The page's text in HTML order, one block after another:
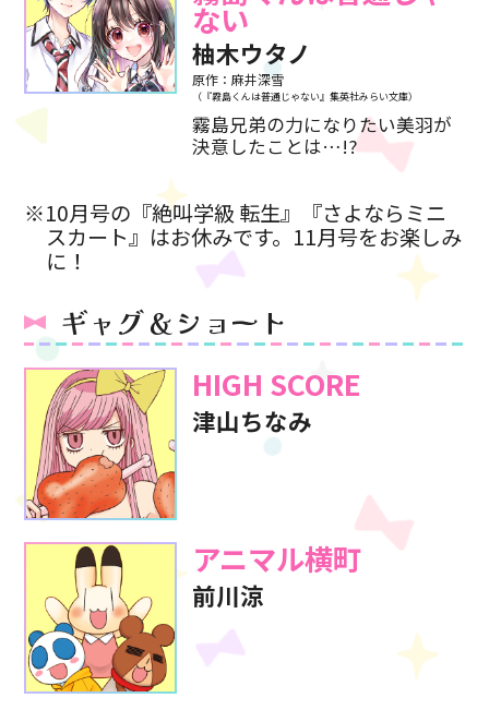
ない
柚木ウタノ
原作：麻井深雪
（『霧島くんは普通じゃない』集英社みらい文庫）
霧島兄弟の力になりたい美羽が
決意したことは…!?
※10月号の『絶叫学級 転生』『さよならミニ
スカート』はお休みです。11月号をお楽しみ
に！
ギャグ＆ショート
HIGH SCORE
津山ちなみ
アニマル横町
前川涼